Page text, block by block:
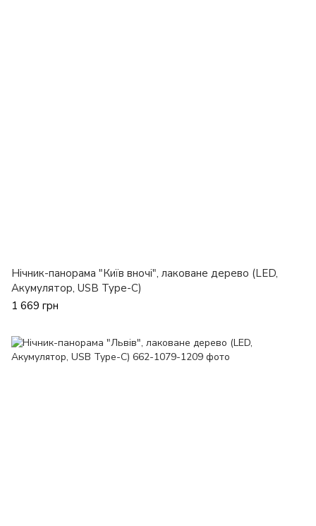
Нічник-панорама "Київ вночі", лаковане дерево (LED,
Акумулятор, USB Type-C)
1 669 грн